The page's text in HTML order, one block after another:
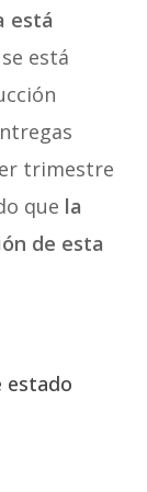
está
está
trimestre
que la
de esta
estado